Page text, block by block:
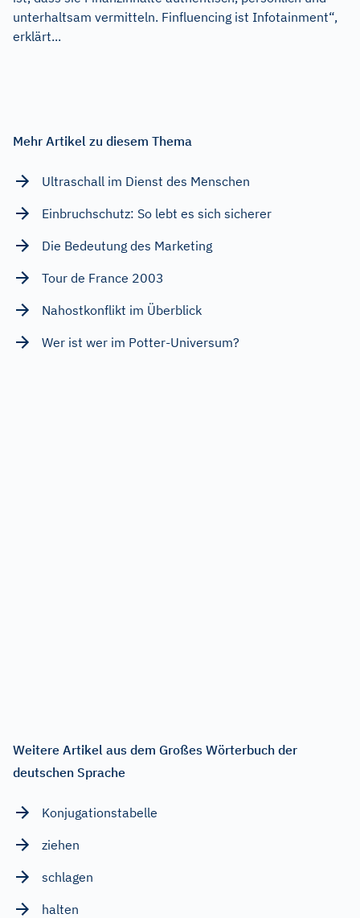
unterhaltsam vermitteln. Finfluencing ist Infotainment“,
erklärt...
Mehr Artikel zu diesem Thema
Ultraschall im Dienst des Menschen
Einbruchschutz: So lebt es sich sicherer
Die Bedeutung des Marketing
Tour de France 2003
Nahostkonflikt im Überblick
Wer ist wer im Potter-Universum?
Weitere Artikel aus dem Großes Wörterbuch der
deutschen Sprache
Konjugationstabelle
ziehen
schlagen
halten